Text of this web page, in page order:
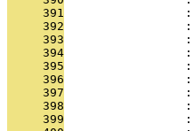
     391
     392
     393
     394
     395
     396
     397
     398
     399